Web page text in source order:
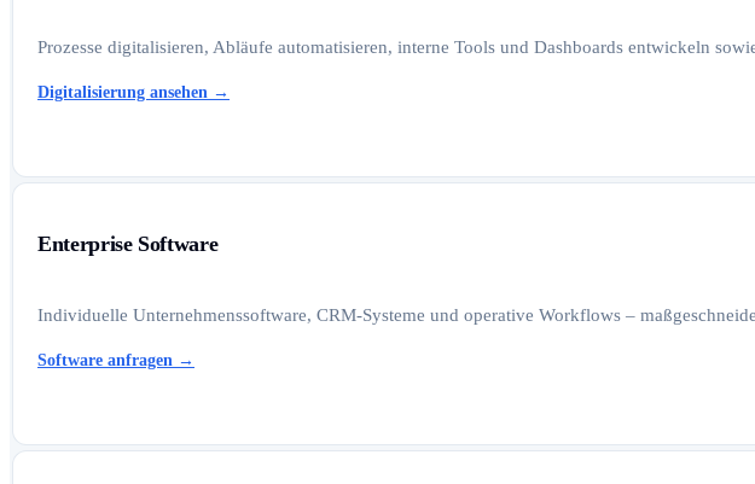
Prozesse digitalisieren, Abläufe automatisieren, interne Tools und Dashboards entwickeln
Digitalisierung ansehen →
Enterprise Software
Individuelle Unternehmenssoftware, CRM-Systeme und operative Workflows –
Software anfragen →